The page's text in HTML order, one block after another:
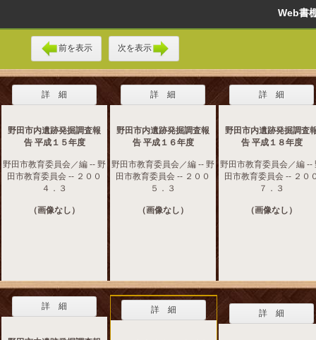
Web
前を表示 次を表示
詳 細
野田市内遺跡発掘調査報
告 平成１５年度
野田市教育委員会／編 -- 野
田市教育委員会 -- ２００
４．３
（画像なし）
詳 細
野田市内遺跡発掘調査報
告 平成１６年度
野田市教育委員会／編 -- 野
田市教育委員会 -- ２００
５．３
（画像なし）
詳 細
野田市内遺跡発掘調査
告 平成１８年度
野田市教育委員会／編 --
田市教育委員会 -- ２０
７．３
（画像なし）
詳 細 詳 細 詳 細